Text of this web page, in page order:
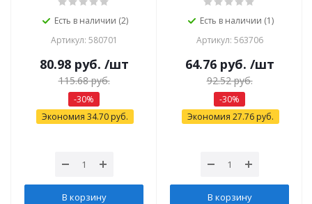
Есть в наличии (2)
Артикул: 580701
80.98руб. /шт
115.68руб.
-30%
Экономия 34.70 руб.
В корзину
Есть в наличии (1)
Артикул: 563706
64.76руб. /шт
92.52руб.
-30%
Экономия 27.76 руб.
В корзину